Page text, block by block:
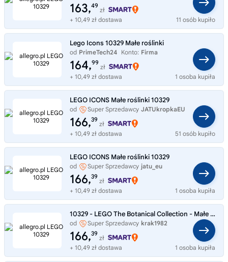
163,49
zł
+ 10,49 zł dostawa
11 osób kupiło
Lego Icons 10329 Małe roślinki
od PrimeTech24 Konto: Firma
164,99
zł
+ 10,49 zł dostawa
1 osoba kupiła
LEGO ICONS Małe roślinki 10329
od Super Sprzedawcy JATUkropkaEU
166,39
zł
+ 10,49 zł dostawa
51 osób kupiło
LEGO ICONS Małe roślinki 10329
od Super Sprzedawcy jatu_eu
166,39
zł
+ 10,49 zł dostawa
1 osoba kupiła
10329 - LEGO The Botanical Collection - Małe roślinki
od Super Sprzedawcy krak1982
166,39
zł
+ 10,49 zł dostawa
1 osoba kupiła